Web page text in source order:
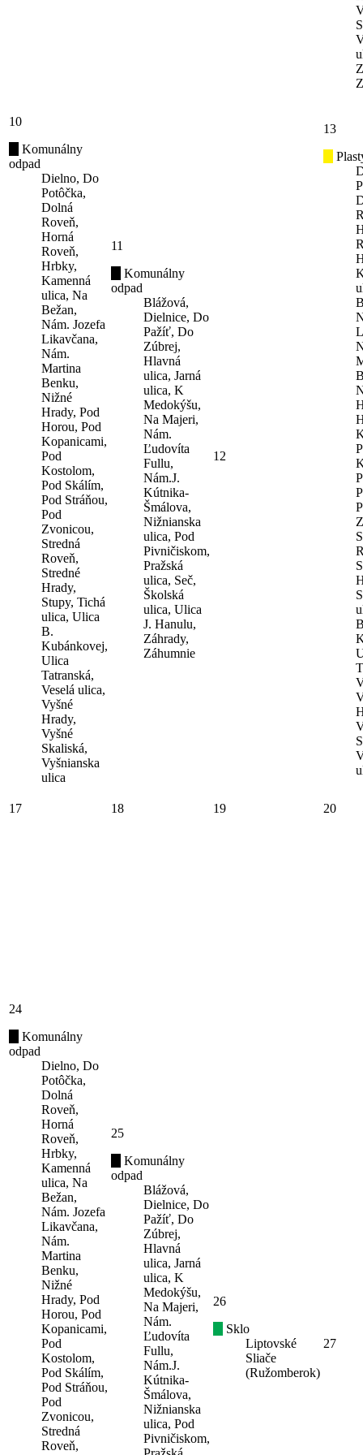
10
Komunálny
odpad
Dielno, Do
Potôčka,
Dolná
Roveň,
Horná
Roveň,
Hrbky,
Kamenná
ulica, Na
Bežan,
Nám. Jozefa
Likavčana,
Nám.
Martina
Benku,
Nižné
Hrady, Pod
Horou, Pod
Kopanicami,
Pod
Kostolom,
Pod Skálím,
Pod Stráňou,
Pod
Zvonicou,
Stredná
Roveň,
Stredné
Hrady,
Stupy, Tichá
ulica, Ulica
B.
Kubánkovej,
Ulica
Tatranská,
Veselá ulica,
Vyšné
Hrady,
Vyšné
Skaliská,
Vyšnianska
ulica
11
Komunálny
odpad
Blážová,
Dielnice, Do
Pažíť, Do
Zúbrej,
Hlavná
ulica, Jarná
ulica, K
Medokýšu,
Na Majeri,
Nám.
Ľudovíta
Fullu,
Nám.J.
Kútnika-
Šmálova,
Nižnianska
ulica, Pod
Pivničiskom,
Pražská
ulica, Seč,
Školská
ulica, Ulica
J. Hanulu,
Záhrady,
Záhumnie
12
13
17 18 19 20
24
Komunálny
odpad
Dielno, Do
Potôčka,
Dolná
Roveň,
Horná
Roveň,
Hrbky,
Kamenná
ulica, Na
Bežan,
Nám. Jozefa
Likavčana,
Nám.
Martina
Benku,
Nižné
Hrady, Pod
Horou, Pod
Kopanicami,
Pod
Kostolom,
Pod Skálím,
Pod Stráňou,
Pod
Zvonicou,
Stredná
Roveň,
25
Komunálny
odpad
Blážová,
Dielnice, Do
Pažíť, Do
Zúbrej,
Hlavná
ulica, Jarná
ulica, K
Medokýšu,
Na Majeri,
Nám.
Ľudovíta
Fullu,
Nám.J.
Kútnika-
Šmálova,
Nižnianska
ulica, Pod
Pivničiskom,
26
Sklo
Liptovské
Sliače
(Ružomberok)
27